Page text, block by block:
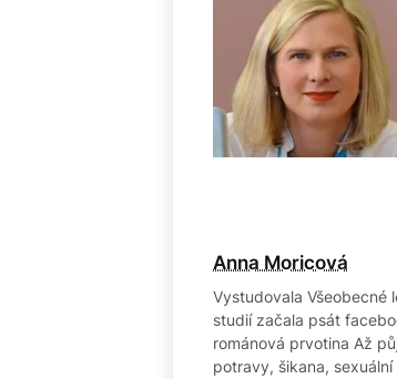
Anna Moricová
Vystudovala Všeobecné
studií začala psát
románová prvotina Až
potravy, šikana, sexuální